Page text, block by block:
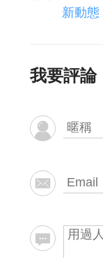
新動態
我要評論